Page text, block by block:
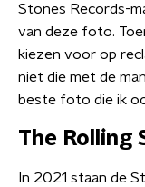
Stones Records-
van deze foto.
kiezen voor op
niet die met de
beste foto die ik
The Rolling
In 2021 staan de